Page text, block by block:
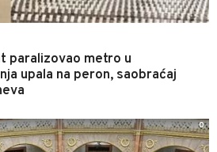
paralizovao metro u
upala na peron, saobraćaj
0